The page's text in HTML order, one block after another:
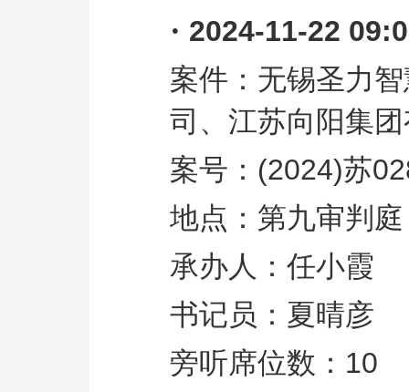
· 2024-11-22
案件：无锡圣力
司、江苏向阳集
案号： (2024)苏
地点：第九审判庭
承办人：任小霞
书记员：夏晴彦
旁听席位数： 10